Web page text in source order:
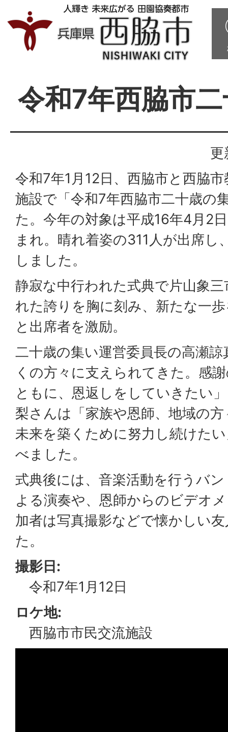
令和7年西脇市
更
令和7年1月12日、西脇市と西脇
施設で「令和7年西脇市二十歳の
た。今年の対象は平成16年4月2
まれ。晴れ着姿の311人が出席し
しました。
静寂な中行われた式典で片山象
れた誇りを胸に刻み、新たな一
と出席者を激励。
二十歳の集い運営委員長の高瀬
くの方々に支えられてきた。感
ともに、恩返しをしていきたい
梨さんは「家族や恩師、地域の
未来を築くために努力し続けた
べました。
式典後には、音楽活動を行うバ
よる演奏や、恩師からのビデオ
加者は写真撮影などで懐かしい
た。
撮影日:
令和7年1月12日
ロケ地:
西脇市市民交流施設